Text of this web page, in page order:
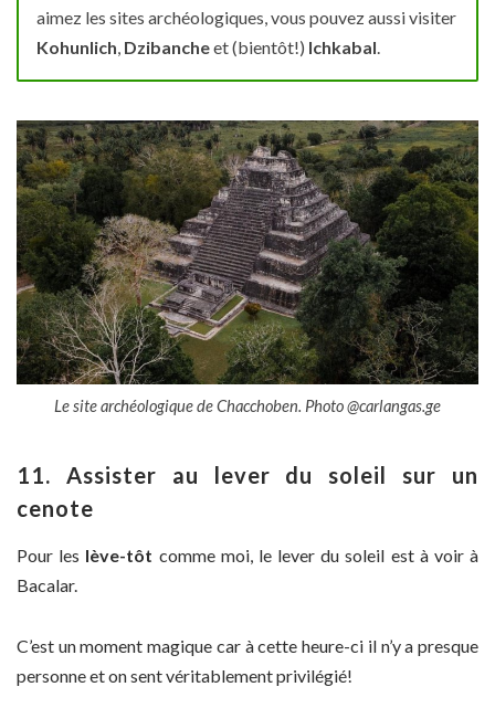
aimez les sites archéologiques, vous pouvez aussi visiter
Kohunlich, Dzibancheet (bientôt!) Ichkabal.
Le site archéologique de Chacchoben. Photo @carlangas.ge
11. Assister au lever du soleil sur un
cenote
Pour les lève-tôt comme moi, le lever du soleil est à voir à
Bacalar.
C’est un moment magique car à cette heure-ci il n’y a presque
personne et on sent véritablement privilégié!